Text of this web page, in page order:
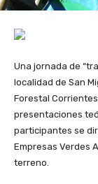
Una jornada de
localidad de San
Forestal
presentaciones
participantes se
Empresas Verdes
terreno.